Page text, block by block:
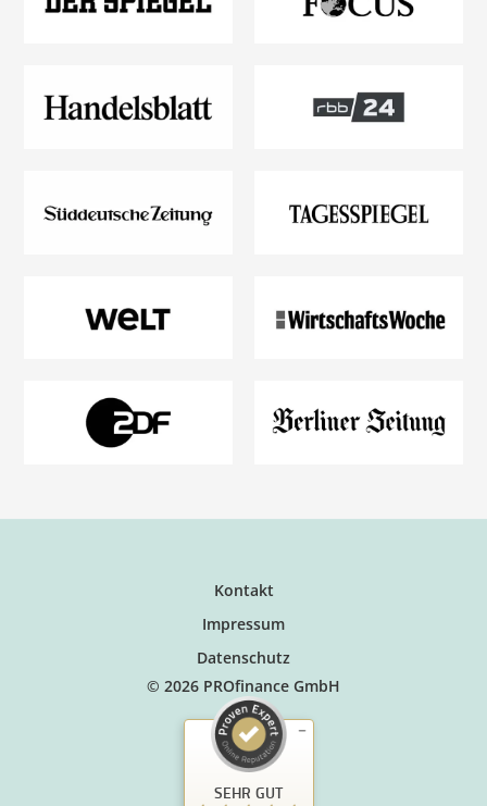
Kontakt
Impressum
Datenschutz
© 2026 PROfinance GmbH
SEHR GUT